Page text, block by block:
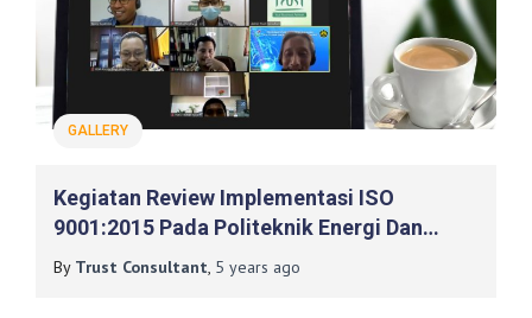
GALLERY
Kegiatan Review Implementasi ISO
9001:2015 Pada Politeknik Energi Dan
Mineral Akamigas
By Trust Consultant, 5 years ago